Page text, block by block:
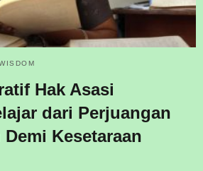
Hak Asasi
dari Perjuangan
Kesetaraan